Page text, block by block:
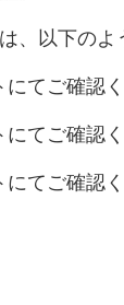
、以下のよ
てご確認く
てご確認く
てご確認く